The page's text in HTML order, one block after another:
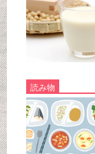
読み物